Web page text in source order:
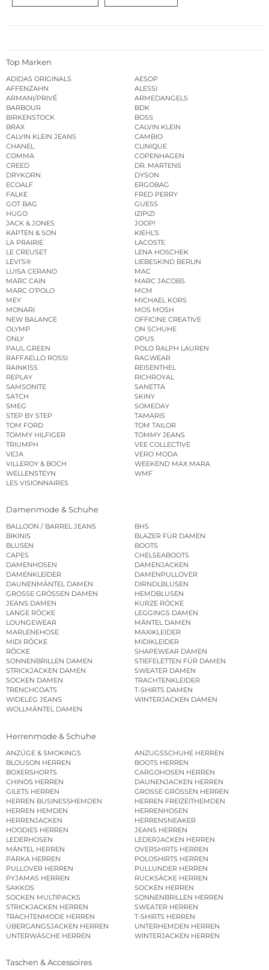
Top Marken
ADIDAS ORIGINALS
AESOP
AFFENZAHN
ALESSI
ARMANI/PRIVÉ
ARMEDANGELS
BARBOUR
BDK
BIRKENSTOCK
BOSS
BRAX
CALVIN KLEIN
CALVIN KLEIN JEANS
CAMBIO
CHANEL
CLINIQUE
COMMA
COPENHAGEN
CREED
DR. MARTENS
DRYKORN
DYSON
ECOALF
ERGOBAG
FALKE
FRED PERRY
GOT BAG
GUESS
HUGO
IZIPIZI
JACK & JONES
JOOP!
KAPTEN & SON
KIEHL’S
LA PRAIRIE
LACOSTE
LE CREUSET
LENA HOSCHEK
LEVI’S®
LIEBESKIND BERLIN
LUISA CERANO
MAC
MARC CAIN
MARC JACOBS
MARC O’POLO
MCM
MEY
MICHAEL KORS
MONARI
MOS MOSH
NEW BALANCE
OFFICINE CREATIVE
OLYMP
ON SCHUHE
ONLY
OPUS
PAUL GREEN
POLO RALPH LAUREN
RAFFAELLO ROSSI
RAGWEAR
RAINKISS
REISENTHEL
REPLAY
RICHROYAL
SAMSONITE
SANETTA
SATCH
SKINY
SMEG
SOMEDAY
STEP BY STEP
TAMARIS
TOM FORD
TOM TAILOR
TOMMY HILFIGER
TOMMY JEANS
TRIUMPH
VEE COLLECTIVE
VEJA
VERO MODA
VILLEROY & BOCH
WEEKEND MAX MARA
WELLENSTEYN
WMF
LES VISIONNAIRES
Damenmode & Schuhe
BALLOON / BARREL JEANS
BHS
BIKINIS
BLAZER FÜR DAMEN
BLUSEN
BOOTS
CAPES
CHELSEABOOTS
DAMENHOSEN
DAMENJACKEN
DAMENKLEIDER
DAMENPULLOVER
DAUNENMÄNTEL DAMEN
DIRNDLBLUSEN
GROSSE GRÖSSEN DAMEN
HEMDBLUSEN
JEANS DAMEN
KURZE RÖCKE
LANGE RÖCKE
LEGGINGS DAMEN
LOUNGEWEAR
MÄNTEL DAMEN
MARLENEHOSE
MAXIKLEIDER
MIDI RÖCKE
MIDIKLEIDER
RÖCKE
SHAPEWEAR DAMEN
SONNENBRILLEN DAMEN
STIEFELETTEN FÜR DAMEN
STRICKJACKEN DAMEN
SWEATER DAMEN
SOCKEN DAMEN
TRACHTENKLEIDER
TRENCHCOATS
T-SHIRTS DAMEN
WIDELEG JEANS
WINTERJACKEN DAMEN
WOLLMÄNTEL DAMEN
Herrenmode & Schuhe
ANZÜGE & SMOKINGS
ANZUGSSCHUHE HERREN
BLOUSON HERREN
BOOTS HERREN
BOXERSHORTS
CARGOHOSEN HERREN
CHINOS HERREN
DAUNENJACKEN HERREN
GILETS HERREN
GROSSE GRÖSSEN HERREN
HERREN BUSINESSHEMDEN
HERREN FREIZEITHEMDEN
HERREN HEMDEN
HERRENHOSEN
HERRENJACKEN
HERRENSNEAKER
HOODIES HERREN
JEANS HERREN
LEDERHOSEN
LEDERJACKEN HERREN
MÄNTEL HERREN
OVERSHIRTS HERREN
PARKA HERREN
POLOSHIRTS HERREN
PULLOVER HERREN
PULLUNDER HERREN
PYJAMAS HERREN
RUCKSÄCKE HERREN
SAKKOS
SOCKEN HERREN
SOCKEN MULTIPACKS
SONNENBRILLEN HERREN
STRICKJACKEN HERREN
SWEATER HERREN
TRACHTENMODE HERREN
T-SHIRTS HERREN
ÜBERGANGSJACKEN HERREN
UNTERHEMDEN HERREN
UNTERWÄSCHE HERREN
WINTERJACKEN HERREN
Taschen & Accessoires